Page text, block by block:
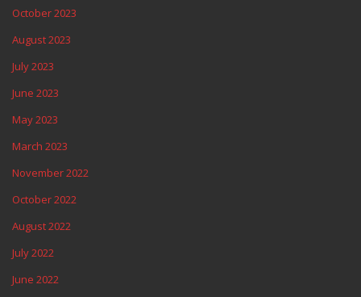
October 2023
August 2023
July 2023
June 2023
May 2023
March 2023
November 2022
October 2022
August 2022
July 2022
June 2022